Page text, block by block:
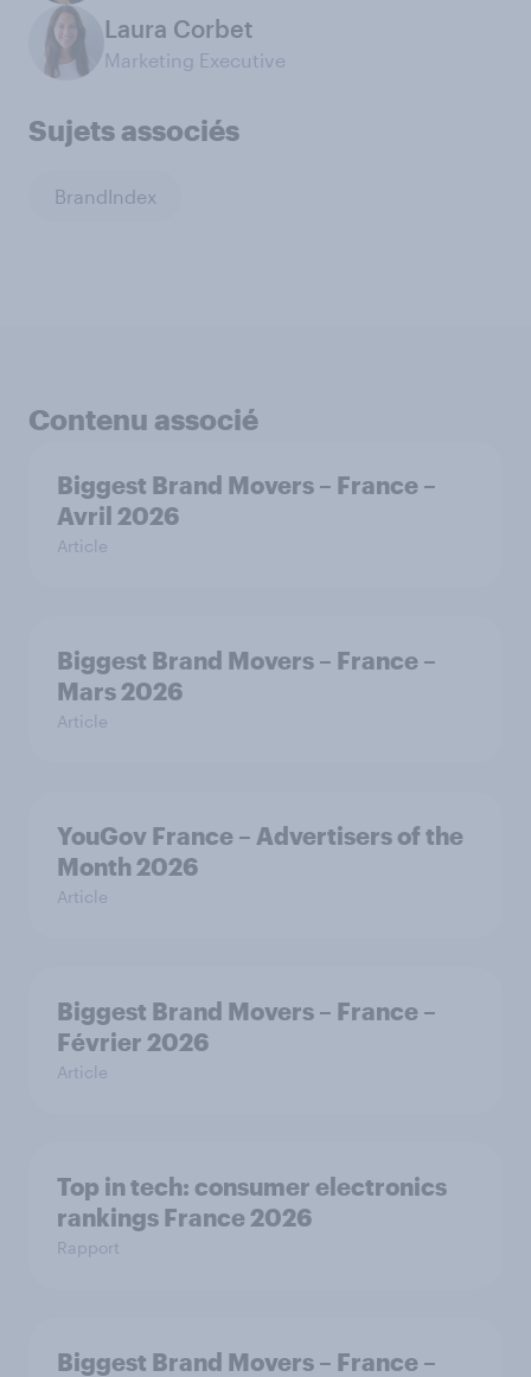
Laura Corbet
Marketing Executive
Sujets associés
BrandIndex
Contenu associé
Biggest Brand Movers – France –
Avril 2026
Article
Biggest Brand Movers – France –
Mars 2026
Article
YouGov France – Advertisers of the
Month 2026
Article
Biggest Brand Movers – France –
Février 2026
Article
Top in tech: consumer electronics
rankings France 2026
Rapport
Biggest Brand Movers – France –